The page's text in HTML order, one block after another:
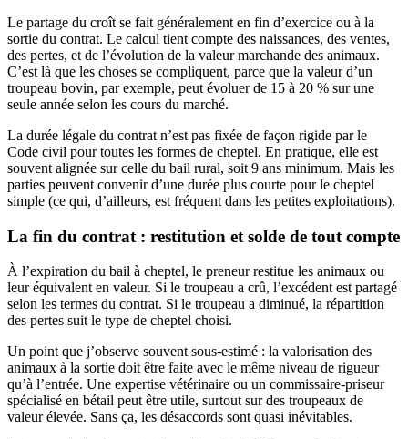
Le partage du croît se fait généralement en fin d’exercice ou à la
sortie du contrat. Le calcul tient compte des naissances, des ventes,
des pertes, et de l’évolution de la valeur marchande des animaux.
C’est là que les choses se compliquent, parce que la valeur d’un
troupeau bovin, par exemple, peut évoluer de 15 à 20 % sur une
seule année selon les cours du marché.
La durée légale du contrat n’est pas fixée de façon rigide par le
Code civil pour toutes les formes de cheptel. En pratique, elle est
souvent alignée sur celle du bail rural, soit 9 ans minimum. Mais les
parties peuvent convenir d’une durée plus courte pour le cheptel
simple (ce qui, d’ailleurs, est fréquent dans les petites exploitations).
La fin du contrat : restitution et solde de tout compte
À l’expiration du bail à cheptel, le preneur restitue les animaux ou
leur équivalent en valeur. Si le troupeau a crû, l’excédent est partagé
selon les termes du contrat. Si le troupeau a diminué, la répartition
des pertes suit le type de cheptel choisi.
Un point que j’observe souvent sous-estimé : la valorisation des
animaux à la sortie doit être faite avec le même niveau de rigueur
qu’à l’entrée. Une expertise vétérinaire ou un commissaire-priseur
spécialisé en bétail peut être utile, surtout sur des troupeaux de
valeur élevée. Sans ça, les désaccords sont quasi inévitables.